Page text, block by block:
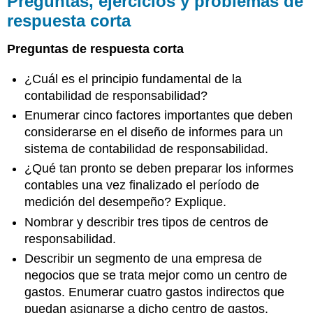
y
problemas
respuesta
Ejercicios
respuesta corta
Preguntas de respuesta corta
¿Cuál es el principio fundamental de la
contabilidad de responsabilidad?
Enumerar cinco factores importantes que deben
considerarse en el diseño de informes para un
sistema de contabilidad de responsabilidad.
¿Qué tan pronto se deben preparar los informes
contables una vez finalizado el período de
medición del desempeño? Explique.
Nombrar y describir tres tipos de centros de
responsabilidad.
Describir un segmento de una empresa de
negocios que se trata mejor como un centro de
gastos. Enumerar cuatro gastos indirectos que
puedan asignarse a dicho centro de gastos.